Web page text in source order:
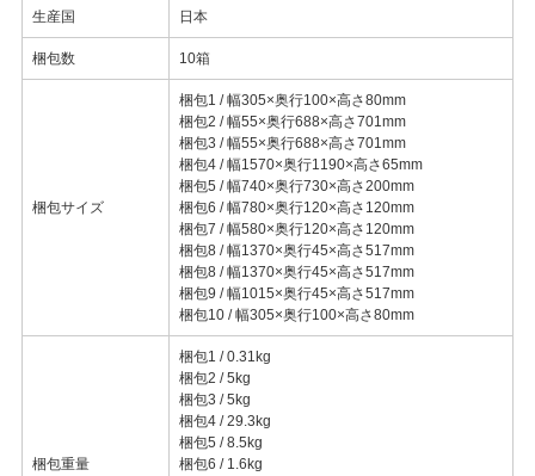
生産国 日本
梱包数 10箱
梱包サイズ
梱包1 / 幅305×奥行100×高さ80mm
梱包2 / 幅55×奥行688×高さ701mm
梱包3 / 幅55×奥行688×高さ701mm
梱包4 / 幅1570×奥行1190×高さ65mm
梱包5 / 幅740×奥行730×高さ200mm
梱包6 / 幅780×奥行120×高さ120mm
梱包7 / 幅580×奥行120×高さ120mm
梱包8 / 幅1370×奥行45×高さ517mm
梱包8 / 幅1370×奥行45×高さ517mm
梱包9 / 幅1015×奥行45×高さ517mm
梱包10 / 幅305×奥行100×高さ80mm
梱包重量
梱包1 / 0.31kg
梱包2 / 5kg
梱包3 / 5kg
梱包4 / 29.3kg
梱包5 / 8.5kg
梱包6 / 1.6kg